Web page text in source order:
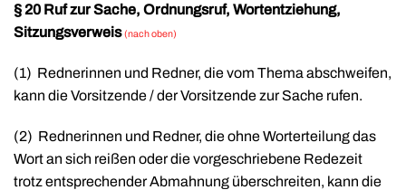
§ 20 Ruf zur Sache, Ordnungsruf, Wortentziehung,
Sitzungsverweis(nach oben)
(1) Rednerinnen und Redner, die vom Thema abschweifen,
kann die Vorsitzende / der Vorsitzende zur Sache rufen.
(2) Rednerinnen und Redner, die ohne Worterteilung das
Wort an sich reißen oder die vorgeschriebene Redezeit
trotz entsprechender Abmahnung überschreiten, kann die